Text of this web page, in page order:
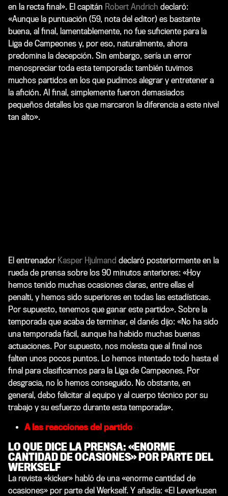
en la recta final». El capitán Robert Andrich declaró:
«Aunque la puntuación (59, nota del editor) es bastante
buena, al final, lamentablemente, no fue suficiente para la
Liga de Campeones y, por eso, naturalmente, ahora
predomina la decepción. Sin embargo, sería un error
menospreciar toda esta temporada: también tuvimos
muchos partidos en los que pudimos alegrar y entretener a
la afición. Al final, simplemente fueron demasiados
pequeños detalles los que marcaron la diferencia a este nivel
tan alto».
El entrenador Kasper Hjulmand declaró posteriormente en la
rueda de prensa sobre los 90 minutos anteriores: «Hoy
hemos tenido muchas ocasiones claras, entre ellas el
penalti, y hemos sido superiores en todas las estadísticas.
Por supuesto, tenemos que ganar este partido». Sobre la
temporada que acaba de terminar, el danés dijo: «No ha sido
una temporada fácil, aunque ha habido muchas buenas
actuaciones. Por supuesto, nos molesta que al final nos
falten unos pocos puntos. Lo hemos intentado todo hasta el
final para clasificarnos para la Liga de Campeones. Por
desgracia, no lo hemos conseguido. No obstante, en
general, debo felicitar al equipo y al cuerpo técnico por su
trabajo y su esfuerzo durante esta temporada».
A las reacciones del partido
LO QUE DICE LA PRENSA: «ENORME
CANTIDAD DE OCASIONES» POR PARTE DEL
WERKSELF
La revista «kicker» habló de una «enorme cantidad de
ocasiones» por parte del Werkself. Y añadía: «El Leverkusen